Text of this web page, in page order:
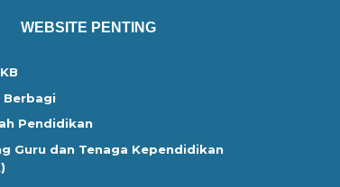
WEBSITE PENTING
Berbagi
Pendidikan
Guru dan Tenaga Kependidikan